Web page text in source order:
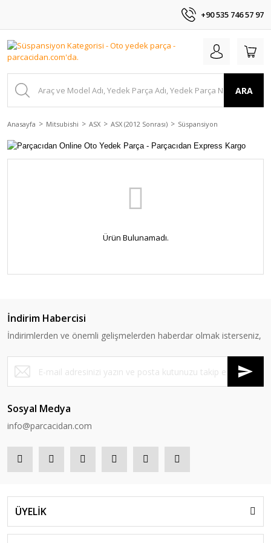
+90 535 746 57 97
ARA
Anasayfa Mitsubishi ASX ASX (2012 Sonrası) Süspansiyon
Ürün Bulunamadı.
İndirim Habercisi
İndirimlerden ve önemli gelişmelerden haberdar olmak isterseniz,
Sosyal Medya
info@parcacidan.com
ÜYELİK